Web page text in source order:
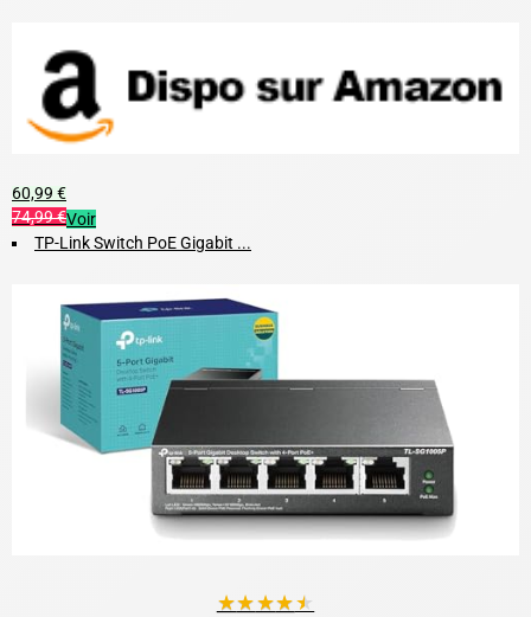
60,99 €
74,99 €Voir
TP-Link Switch PoE Gigabit ...
★★★★★